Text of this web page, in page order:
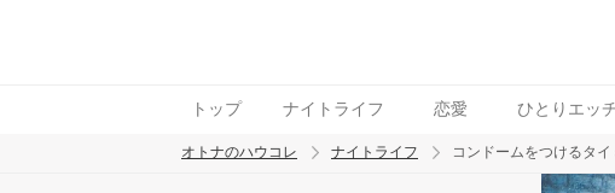
トップ ナイトライフ 恋愛 ひとりエッ
オトナのハウコレ ナイトライフ コンドームをつけるタ